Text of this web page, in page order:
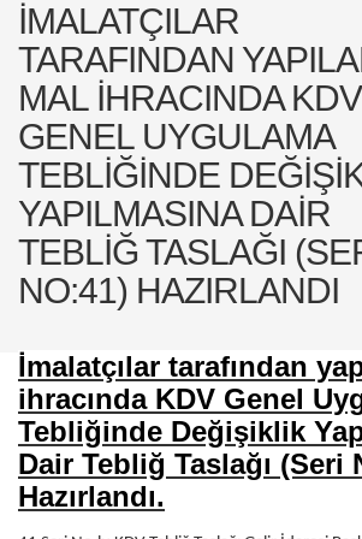
İMALATÇILAR
TARAFINDAN
MAL IHRACINDA KDV
GENEL UYGULAMA
TEBLIĞINDE
YAPILMASINA DAIR
TEBLIĞ TASLAĞI
NO:41) HAZIRLANDI
İmalatçılar tarafından
ihracında KDV Genel
Tebliğinde Değişiklik
Dair Tebliğ Taslağı (Seri
Hazırlandı.